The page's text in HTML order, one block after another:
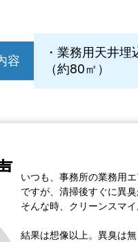
容
・業務用天井
（約80㎡）
いつも、事務所の業務用
ですが、清掃後すぐに異
そんな時、クリーンスマ
結果は想像以上。異臭は